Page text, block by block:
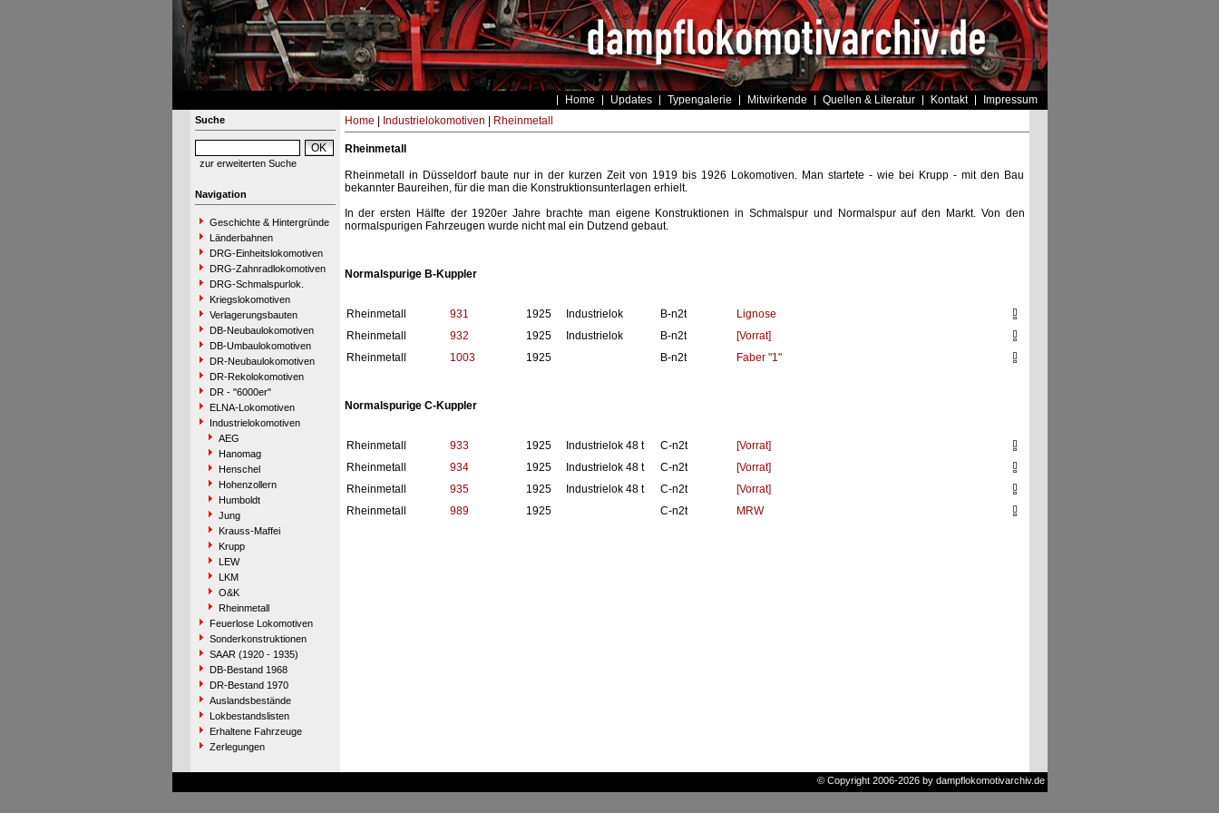
Home Updates Typengalerie Mitwirkende Quellen & Literatur Kontakt Impressum
Suche
zur erweiterten Suche
Navigation
Geschichte & Hintergründe
Länderbahnen
DRG-Einheitslokomotiven
DRG-Zahnradlokomotiven
DRG-Schmalspurlok.
Kriegslokomotiven
Verlagerungsbauten
DB-Neubaulokomotiven
DB-Umbaulokomotiven
DR-Neubaulokomotiven
DR-Rekolokomotiven
DR - "6000er"
ELNA-Lokomotiven
Industrielokomotiven
AEG
Hanomag
Henschel
Hohenzollern
Humboldt
Jung
Krauss-Maffei
Krupp
LEW
LKM
O&K
Rheinmetall
Feuerlose Lokomotiven
Sonderkonstruktionen
SAAR (1920 - 1935)
DB-Bestand 1968
DR-Bestand 1970
Auslandsbestände
Lokbestandslisten
Erhaltene Fahrzeuge
Zerlegungen
Home Industrielokomotiven Rheinmetall
Rheinmetall
Rheinmetall in Düsseldorf baute nur in der kurzen Zeit von 1919 bis 1926 Lokomotiven. Man startete - wie bei Krupp - mit den Bau
bekannter Baureihen, für die man die Konstruktionsunterlagen erhielt.
In der ersten Hälfte der 1920er Jahre brachte man eigene Konstruktionen in Schmalspur und Normalspur auf den Markt. Von den
normalspurigen Fahrzeugen wurde nicht mal ein Dutzend gebaut.
Normalspurige B-Kuppler
Rheinmetall 931 1925 Industrielok B-n2t
Lignose
Rheinmetall
932 1925 Industrielok B-n2t
[Vorrat]
Rheinmetall
1003 1925 B-n2t Faber "1"
Normalspurige C-Kuppler
Rheinmetall 933 1925 Industrielok 48 t C-n2t
[Vorrat]
Rheinmetall
934 1925 Industrielok 48 t C-n2t
[Vorrat]
Rheinmetall
935 1925 Industrielok 48 t C-n2t
[Vorrat]
Rheinmetall
989 1925 C-n2t MRW
© Copyright 2006-2026 by dampflokomotivarchiv.de